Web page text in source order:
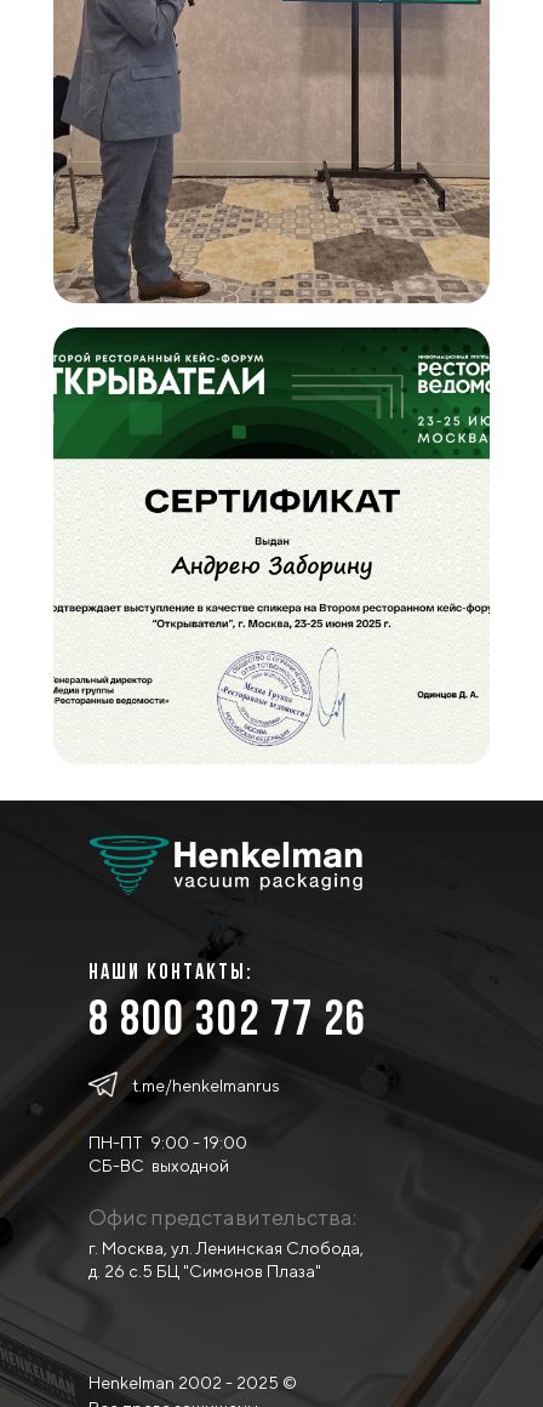
Henkelman 2002 - 2025 ©
наши контакты:
8 800 302 77 26
Офис представительства:
г. Москва, ул. Ленинская Слобода,
д. 26 с.5 БЦ "Симонов Плаза"
ПН-ПТ 9:00 - 19:00
СБ-ВС выходной
t.me/henkelmanrus